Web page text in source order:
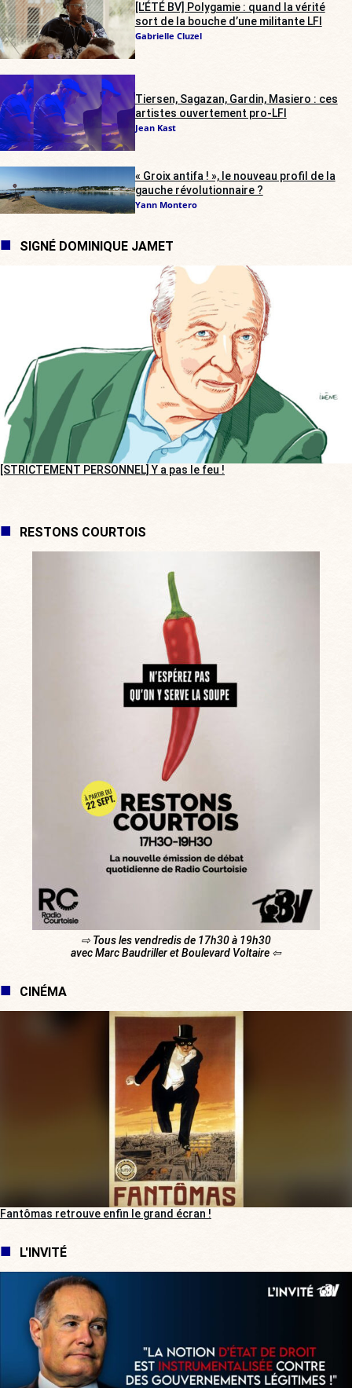
[L’ÉTÉ BV] Polygamie : quand la vérité
sort de la bouche d’une militante LFI
Gabrielle Cluzel
Tiersen, Sagazan, Gardin, Masiero : ces
artistes ouvertement pro-LFI
Jean Kast
« Groix antifa ! », le nouveau profil de la
gauche révolutionnaire ?
Yann Montero
SIGNÉ DOMINIQUE JAMET
[STRICTEMENT PERSONNEL] Y a pas le feu !
RESTONS COURTOIS
⇨ Tous les vendredis de 17h30 à 19h30
avec Marc Baudriller et Boulevard Voltaire ⇦
CINÉMA
Fantômas retrouve enfin le grand écran !
L'INVITÉ